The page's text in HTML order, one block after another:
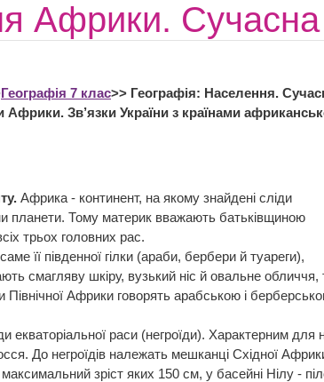
Африки. Сучасна
Географія 7 клас>> Географія: Населення.
Африки. Зв’язки України з країнами
Африка - континент, на якому знайдені сліди
планети. Тому материк вважають батьківщиною
трьох головних рас.
її південної гілки (араби, бербери й туареги),
смагляву шкіру, вузький ніс й овальне обличчя,
Африки говорять арабською і
екваторіальної раси (негроїди). Характерним для
До негроїдів належать мешканці Східної
максимальний зріст яких 150 см, у басейні Нілу -